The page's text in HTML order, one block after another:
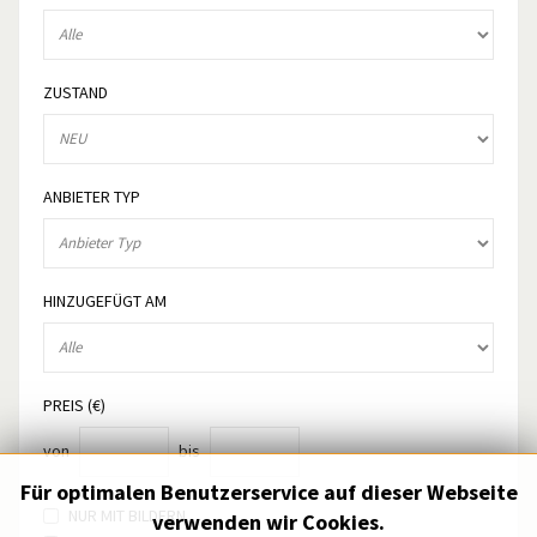
ZUSTAND
ANBIETER TYP
HINZUGEFÜGT AM
PREIS (€)
von bis
NUR MIT BILDERN
Für optimalen Benutzerservice auf dieser Webseite
verwenden wir Cookies.